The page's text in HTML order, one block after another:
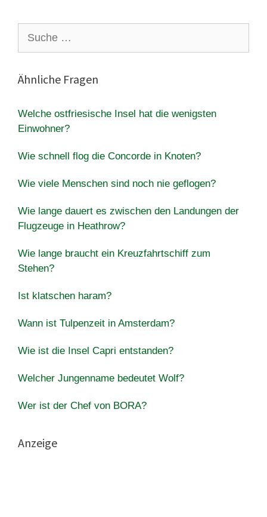
nach:
Ähnliche Fragen
Welche ostfriesische Insel hat die wenigsten
Einwohner?
Wie schnell flog die Concorde in Knoten?
Wie viele Menschen sind noch nie geflogen?
Wie lange dauert es zwischen den Landungen der
Flugzeuge in Heathrow?
Wie lange braucht ein Kreuzfahrtschiff zum
Stehen?
Ist klatschen haram?
Wann ist Tulpenzeit in Amsterdam?
Wie ist die Insel Capri entstanden?
Welcher Jungenname bedeutet Wolf?
Wer ist der Chef von BORA?
Anzeige